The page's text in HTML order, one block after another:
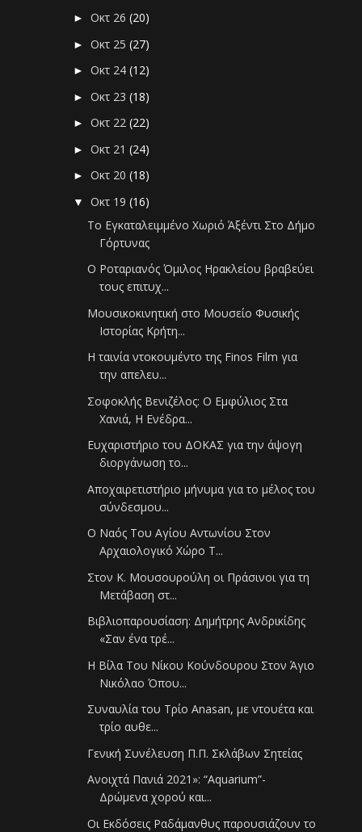
►Οκτ 26(20)
►Οκτ 25(27)
►Οκτ 24(12)
►Οκτ 23(18)
►Οκτ 22(22)
►Οκτ 21(24)
►Οκτ 20(18)
▼Οκτ 19(16)
Το Εγκαταλειμμένο Χωριό Άξέντι Στο Δήμο
Γόρτυνας
Ο Ροταριανός Όμιλος Ηρακλείου βραβεύει
τους επιτυχ...
Μουσικοκινητική στο Μουσείο Φυσικής
Ιστορίας Κρήτη...
H ταινία ντοκουμέντο της Finos Film για
την απελευ...
Σοφοκλής Βενιζέλος: Ο Εμφύλιος Στα
Χανιά, Η Ενέδρα...
Ευχαριστήριο του ΔΟΚΑΣ για την άψογη
διοργάνωση το...
Αποχαιρετιστήριο μήνυμα για το μέλος του
σύνδεσμου...
Ο Ναός Του Αγίου Αντωνίου Στον
Αρχαιολογικό Χώρο Τ...
Στον Κ. Μουσουρούλη οι Πράσινοι για τη
Μετάβαση στ...
Βιβλιοπαρουσίαση: Δημήτρης Ανδρικίδης
«Σαν ένα τρέ...
Η Βίλα Του Νίκου Κούνδουρου Στον Άγιο
Νικόλαο Όπου...
Συναυλία του Τρίο Anasan, με ντουέτα και
τρίο αυθε...
Γενική Συνέλευση Π.Π. Σκλάβων Σητείας
Ανοιχτά Πανιά 2021»: “Aquarium”-
Δρώμενα χορού και...
Οι Εκδόσεις Ραδάμανθυς παρουσιάζουν το